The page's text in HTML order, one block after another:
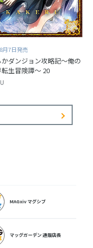
月7日発売
ダンジョン攻略記～俺の
生冒険譚～ 20
MAGxiv マグシブ
マッグガーデン 通販店長